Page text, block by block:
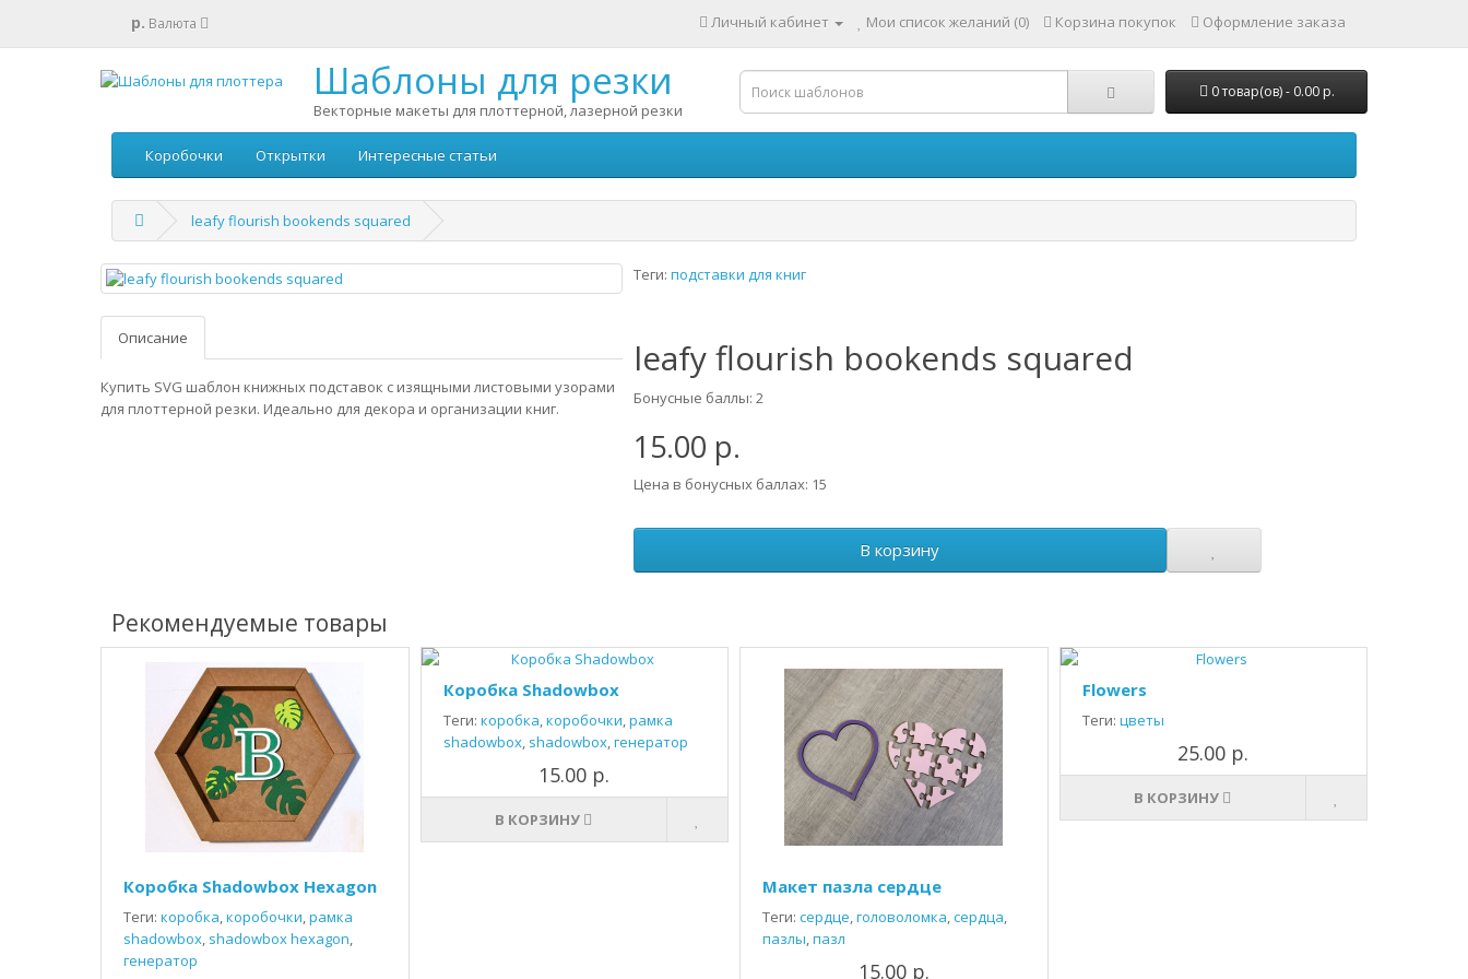
р. Валюта Личный кабинет Мои список желаний (0) Корзина покупок Оформление заказа
Шаблоны для резки
Векторные макеты для плоттерной, лазерной резки
0 товар(ов) - 0.00 р.
Коробочки Открытки Интересные статьи
leafy flourish bookends squared
Описание
Купить SVG шаблон книжных подставок с изящными листовыми узорами
для плоттерной резки. Идеально для декора и организации книг.
Теги: подставки для книг
leafy flourish bookends squared
Бонусные баллы: 2
15.00 р.
Цена в бонусных баллах: 15
В корзину
Рекомендуемые товары
Коробка Shadowbox Hexagon
Теги: коробка,коробочки,рамка
shadowbox, shadowbox hexagon,
генератор
Коробка Shadowbox
Теги: коробка,коробочки,рамка
shadowbox, shadowbox,генератор
15.00 р.
В КОРЗИНУ
Макет пазла сердце
Теги: сердце,головоломка,сердца,
пазлы,пазл
15.00 р.
Flowers
Теги: цветы
25.00 р.
В КОРЗИНУ